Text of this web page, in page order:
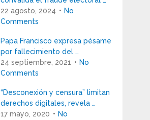
22 agosto, 2024
No
Comments
Papa Francisco expresa pésame
por fallecimiento del …
24 septiembre, 2021
No
Comments
“Desconexión y censura” limitan
derechos digitales, revela …
17 mayo, 2020
No